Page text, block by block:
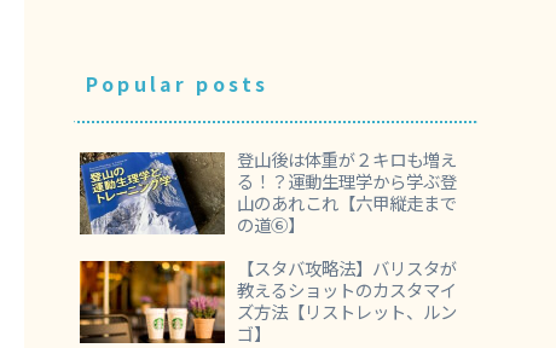
Popular posts
登山後は体重が２キロも増え
る！？運動生理学から学ぶ登
山のあれこれ【六甲縦走まで
の道⑥】
【スタバ攻略法】バリスタが
教えるショットのカスタマイ
ズ方法【リストレット、ルン
ゴ】